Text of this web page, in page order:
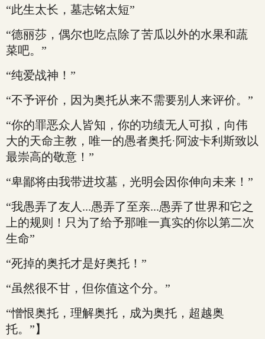
“此生太长，墓志铭太短”
“德丽莎，偶尔也吃点除了苦瓜以外的水果和蔬
菜吧。”
“纯爱战神！”
“不予评价，因为奥托从来不需要别人来评价。”
“你的罪恶众人皆知，你的功绩无人可拟，向伟
大的天命主教，唯一的愚者奥托·阿波卡利斯致以
最崇高的敬意！”
“卑鄙将由我带进坟墓，光明会因你伸向未来！”
“我愚弄了友人...愚弄了至亲...愚弄了世界和它之
上的规则！只为了给予那唯一真实的你以第二次
生命”
“死掉的奥托才是好奥托！”
“虽然很不甘，但你值这个分。”
“憎恨奥托，理解奥托，成为奥托，超越奥
托。”】